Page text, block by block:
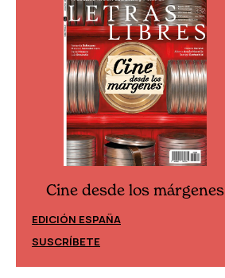
Cine desde los márgenes
EDICIÓN ESPAÑA
SUSCRÍBETE